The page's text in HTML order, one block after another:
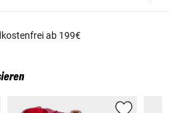
ab 199€